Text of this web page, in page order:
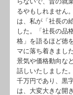
るやもしれません
は、私が「社長の
した。「社長の品
格」を語るほど徳
マに落ち着きまし
景気や価格動向な
話しいたしました
千万円であり、黒
は、大変大きな開